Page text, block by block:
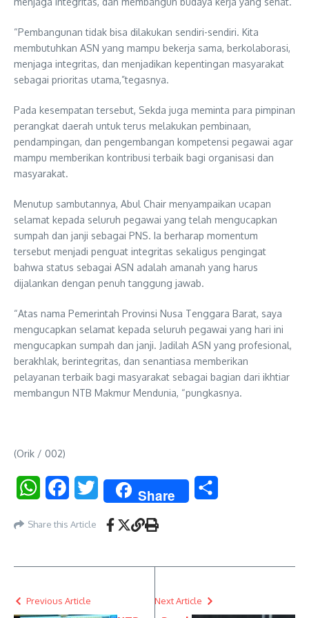
“Pembangunan tidak bisa dilakukan sendiri-sendiri. Kita
membutuhkan ASN yang mampu bekerja sama, berkolaborasi,
menjaga integritas, dan menjadikan kepentingan masyarakat
sebagai prioritas utama,”tegasnya.
Pada kesempatan tersebut, Sekda juga meminta para pimpinan
perangkat daerah untuk terus melakukan pembinaan,
pendampingan, dan pengembangan kompetensi pegawai agar
mampu memberikan kontribusi terbaik bagi organisasi dan
masyarakat.
Menutup sambutannya, Abul Chair menyampaikan ucapan
selamat kepada seluruh pegawai yang telah mengucapkan
sumpah dan janji sebagai PNS. Ia berharap momentum
tersebut menjadi penguat integritas sekaligus pengingat
bahwa status sebagai ASN adalah amanah yang harus
dijalankan dengan penuh tanggung jawab.
“Atas nama Pemerintah Provinsi Nusa Tenggara Barat, saya
mengucapkan selamat kepada seluruh pegawai yang hari ini
mengucapkan sumpah dan janji. Jadilah ASN yang profesional,
berakhlak, berintegritas, dan senantiasa memberikan
pelayanan terbaik bagi masyarakat sebagai bagian dari ikhtiar
membangun NTB Makmur Mendunia, “pungkasnya.
(Orik / 002)
WhatsAppFacebookTwitter Share
Share this Article
Previous Article Next Article